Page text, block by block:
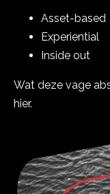
Get inspired
Over ons
Team
Vacatures
NL
NEEM
Asset-based
Experiential
Inside out
Wat deze vage
hier.